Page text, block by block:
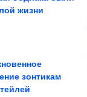
того,
жизни
зонтикам